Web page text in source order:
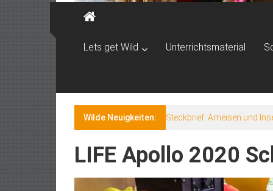
Lets get Wild Unterrichtsmaterial
Wilde Neuigkeiten: Steckbrief: Ameisen und
LIFE Apollo 2020